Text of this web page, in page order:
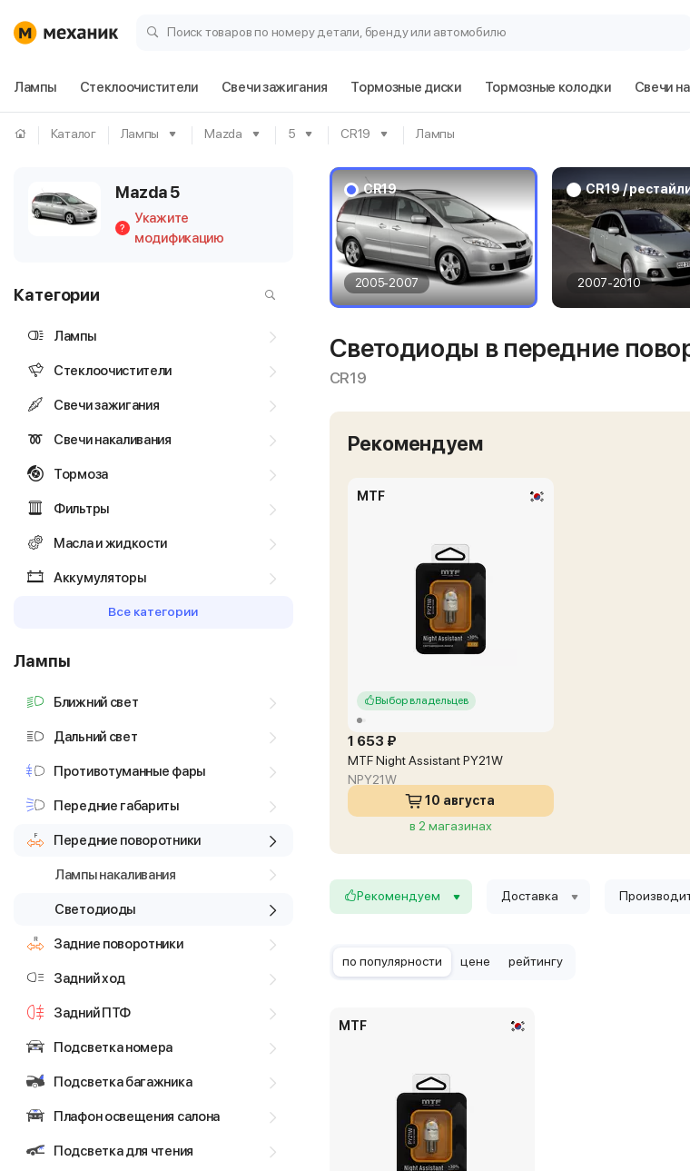
Поиск товаров по номеру детали, бренду или автомобилю
Гараж
Лампы Стеклоочистители Свечи зажигания Тормозные диски Тормозные колодки Свечи
Каталог Лампы Mazda 5 CR19 Лампы
Mazda 5
?
Укажите
модификацию
Категории
Лампы
Стеклоочистители
Свечи зажигания
Свечи накаливания
Тормоза
Фильтры
Масла и жидкости
Аккумуляторы
Все категории
Лампы
Ближний свет
Дальний свет
Противотуманные фары
Передние габариты
Передние поворотники
Лампы накаливания
Светодиоды
Задние поворотники
Задний ход
Задний ПТФ
Подсветка номера
Подсветка багажника
Плафон освещения салона
Подсветка для чтения
CR19
2005-2007
CR19 /
2007-2010
Светодиоды в передние
CR19
Рекомендуем
MTF
Выбор владельцев
1 653 ₽
MTF Night Assistant PY21W
NPY21W
10 августа
в 2 магазинах
Рекомендуем Доставка
по популярности цене рейтингу
MTF